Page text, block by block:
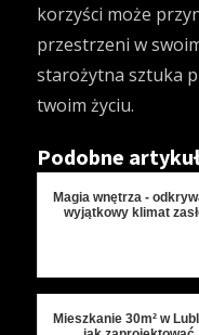
korzyści może
przestrzeni w
starożytna sztuka
twoim życiu.
Podobne
Magia wnętrza -
wyjątkowy klimat
Mieszkanie 30m² w